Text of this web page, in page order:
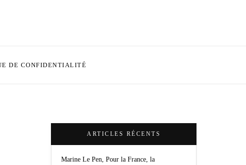
DE CONFIDENTIALITÉ
ARTICLES RÉCENTS
Marine Le Pen, Pour la France, la